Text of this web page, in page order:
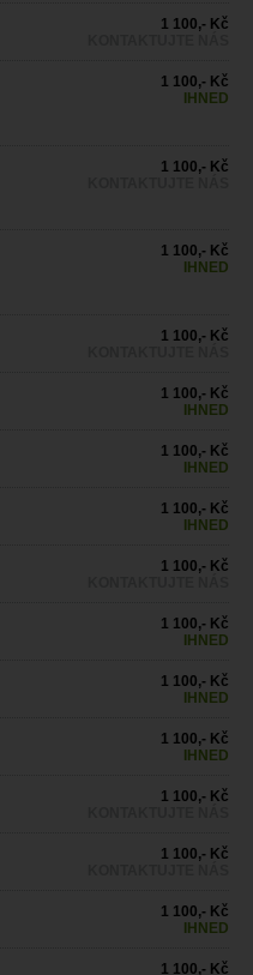
1 100,- Kč
1 100,- Kč
IHNED
1 100,- Kč
1 100,- Kč
IHNED
1 100,- Kč
1 100,- Kč
IHNED
1 100,- Kč
IHNED
1 100,- Kč
IHNED
1 100,- Kč
1 100,- Kč
IHNED
1 100,- Kč
IHNED
1 100,- Kč
IHNED
1 100,- Kč
1 100,- Kč
1 100,- Kč
IHNED
1 100,- Kč